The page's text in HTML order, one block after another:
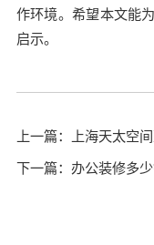
作环境。希望本文能
启示。